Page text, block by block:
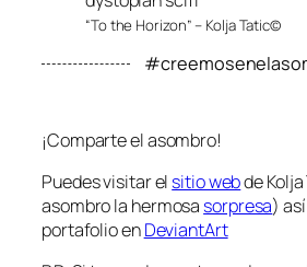
“To the Horizon” – Kolja Tatic©
¡Comparte el asombro!
Puedes visitar el sitio webde
asombro la hermosa sorpresa)
portafolio enDeviantArt